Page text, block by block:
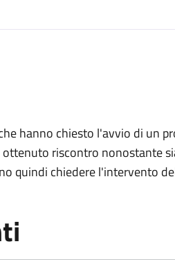
hanno chiesto l'avvio di un
riscontro nonostante
quindi chiedere l'intervento